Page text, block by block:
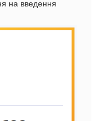
на введення